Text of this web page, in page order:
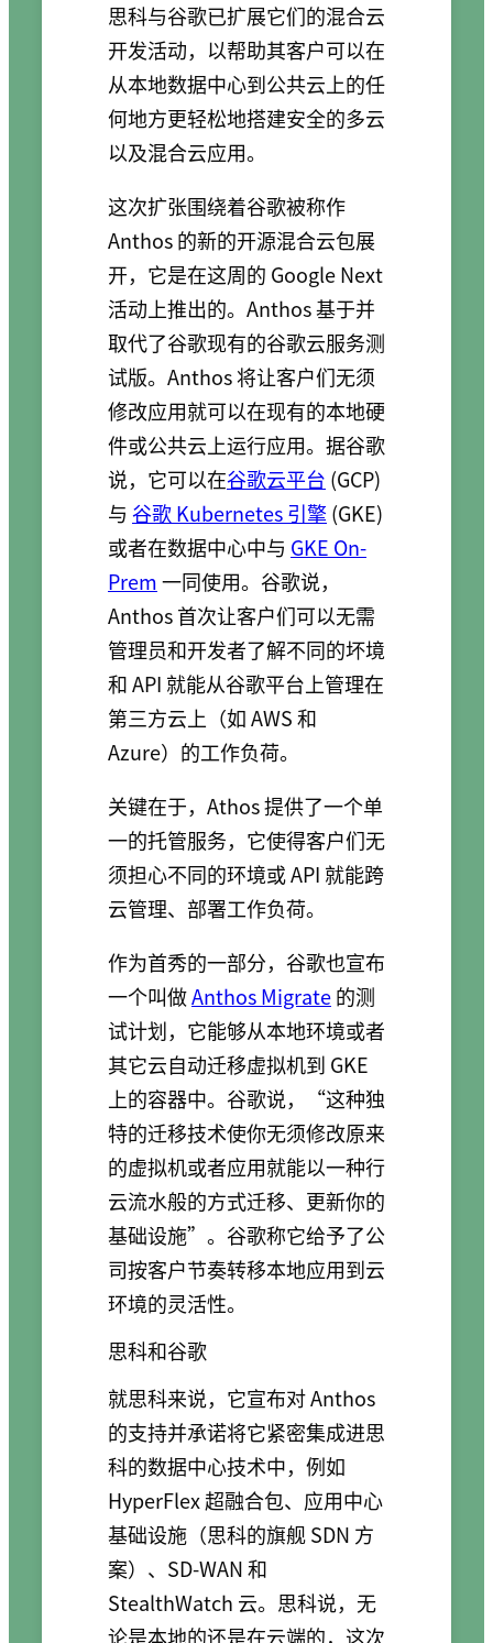
思科与谷歌已扩展它们的混合云
开发活动，以帮助其客户可以在
从本地数据中心到公共云上的任
何地方更轻松地搭建安全的多云
以及混合云应用。
这次扩张围绕着谷歌被称作
Anthos 的新的开源混合云包展
开，它是在这周的 Google Next
活动上推出的。Anthos 基于并
取代了谷歌现有的谷歌云服务测
试版。Anthos 将让客户们无须
修改应用就可以在现有的本地硬
件或公共云上运行应用。据谷歌
说，它可以在谷歌云平台 (GCP)
与 谷歌 Kubernetes 引擎 (GKE)
或者在数据中心中与 GKE On-
Prem一同使用。谷歌说，
Anthos 首次让客户们可以无需
管理员和开发者了解不同的坏境
和 API 就能从谷歌平台上管理在
第三方云上（如 AWS 和
Azure）的工作负荷。
关键在于，Athos 提供了一个单
一的托管服务，它使得客户们无
须担心不同的环境或 API 就能跨
云管理、部署工作负荷。
作为首秀的一部分，谷歌也宣布
一个叫做Anthos Migrate的测
试计划，它能够从本地环境或者
其它云自动迁移虚拟机到 GKE
上的容器中。谷歌说，“这种独
特的迁移技术使你无须修改原来
的虚拟机或者应用就能以一种行
云流水般的方式迁移、更新你的
基础设施”。谷歌称它给予了公
司按客户节奏转移本地应用到云
环境的灵活性。
思科和谷歌
就思科来说，它宣布对 Anthos
的支持并承诺将它紧密集成进思
科的数据中心技术中，例如
HyperFlex 超融合包、应用中心
基础设施（思科的旗舰 SDN 方
案）、SD-WAN 和
StealthWatch 云。思科说，无
论是本地的还是在云端的，这次